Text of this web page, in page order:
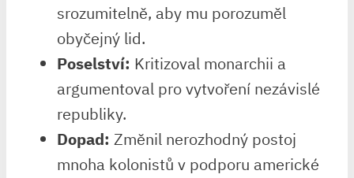
srozumitelně, aby mu porozuměl
obyčejný lid.
Poselství: Kritizoval monarchii a
argumentoval pro vytvoření nezávislé
republiky.
Dopad: Změnil nerozhodný postoj
mnoha kolonistů v podporu americké